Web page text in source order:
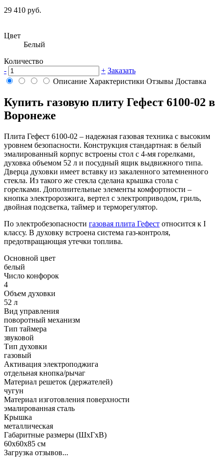
29 410 руб.
Цвет
Белый
Количество
-
+ Заказать
Описание Характеристики Отзывы Доставка
Купить газовую плиту Гефест 6100-02 в
Воронеже
Плита Гефест 6100-02 – надежная газовая техника с высоким
уровнем безопасности. Конструкция стандартная: в белый
эмалированный корпус встроены стол с 4-мя горелками,
духовка объемом 52 л и посудный ящик выдвижного типа.
Дверца духовки имеет вставку из закаленного затемненного
стекла. Из такого же стекла сделана крышка стола с
горелками. Дополнительные элементы комфортности –
кнопка электророзжига, вертел с электроприводом, гриль,
двойная подсветка, таймер и терморегулятор.
По электробезопасности газовая плита Гефест относится к I
классу. В духовку встроена система газ-контроля,
предотвращающая утечки топлива.
Основной цвет
белый
Число конфорок
4
Объем духовки
52 л
Вид управления
поворотный механизм
Тип таймера
звуковой
Тип духовки
газовый
Активация электроподжига
отдельная кнопка/рычаг
Материал решеток (держателей)
чугун
Материал изготовления поверхности
эмалированная сталь
Крышка
металлическая
Габаритные размеры (ШхГхВ)
60х60х85 см
Загрузка отзывов...